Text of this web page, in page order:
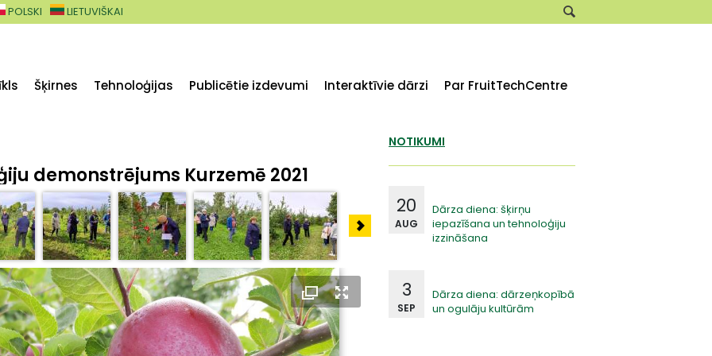
POLSKI LIETUVIŠKAI
Šķirnes Tehnoloģijas Publicētie izdevumi Interaktīvie dārzi Par FruitTechCentre
demonstrējums Kurzemē 2021
NOTIKUMI
Dārza diena: šķirņu
iepazīšana un tehnoloģiju
izzināšana
20
AUG
Dārza diena: dārzeņkopībā
un ogulāju kultūrām
3
SEP